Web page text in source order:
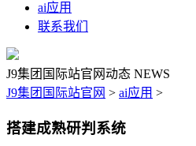
ai应用
联系我们
J9集团国际站官网动态 NEWS
J9集团国际站官网 > ai应用 >
搭建成熟研判系统